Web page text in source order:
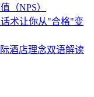
（NPS）
术让你从"合格"变
酒店理念双语解读